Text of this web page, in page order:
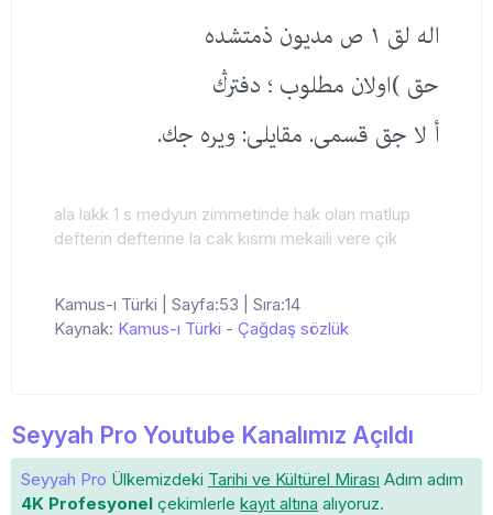
اله لق ١ ص مدیون ذمتشده
حق )اولان مطلوب ؛ دفترڭ
أ لا جق قسمی. مقایلی: ویره جك.
ala lakk 1 s medyun zimmetinde hak olan matlup
defterin defterine la cak kısmı mekaili vere çik
Kamus-ı Türki | Sayfa:53 | Sıra:14
Kaynak: Kamus-ı Türki - Çağdaş sözlük
Seyyah Pro Youtube Kanalımız Açıldı
Seyyah Pro Ülkemizdeki Tarihi ve Kültürel Mirası Adım adım
4K Profesyonel çekimlerle kayıt altına alıyoruz.